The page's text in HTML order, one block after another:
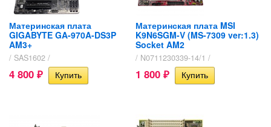
Материнская плата
GIGABYTE GA-970A-DS3P
AM3+
/ SAS1602 /
4 800 ₽
Материнская плата MSI
K9N6SGM-V (MS-7309 ver:1.3)
Socket AM2
/ N0711230339-14/1 /
1 800 ₽